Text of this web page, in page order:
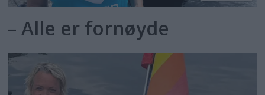
– Alle er fornøyde